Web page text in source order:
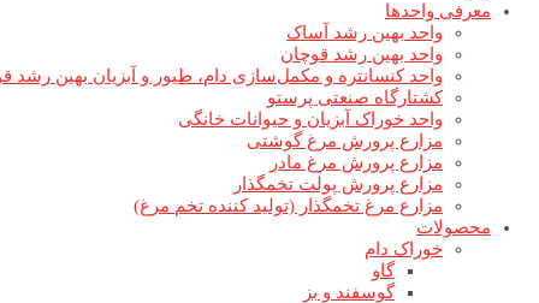
معرفی واحدها
واحد بهین رشد آساک
واحد بهین رشد قوچان
واحد کنسانتره و مکمل‌سازی دام، طیور و آبزیان بهین رشد
کشتارگاه صنعتی پرستو
واحد خوراک آبزیان و حیوانات خانگی
مزارع پرورش مرغ گوشتی
مزارع پرورش مرغ مادر
مزارع پرورش پولت تخمگذار
مزارع مرغ تخمگذار (تولید کننده تخم مرغ)
محصولات
خوراک دام
گاو
گوسفند و بز